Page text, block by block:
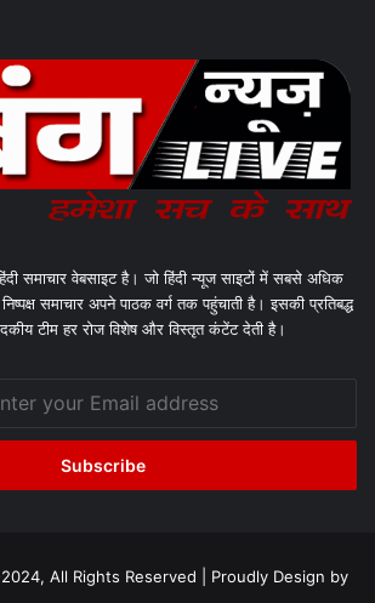
समाचार वेबसाइट है। जो हिंदी न्यूज साइटों में सबसे अधिक
समाचार अपने पाठक वर्ग तक पहुंचाती है। इसकी प्रतिबद्ध
टीम हर रोज विशेष और विस्तृत कंटेंट देती है।
All Rights Reserved | Proudly Design by